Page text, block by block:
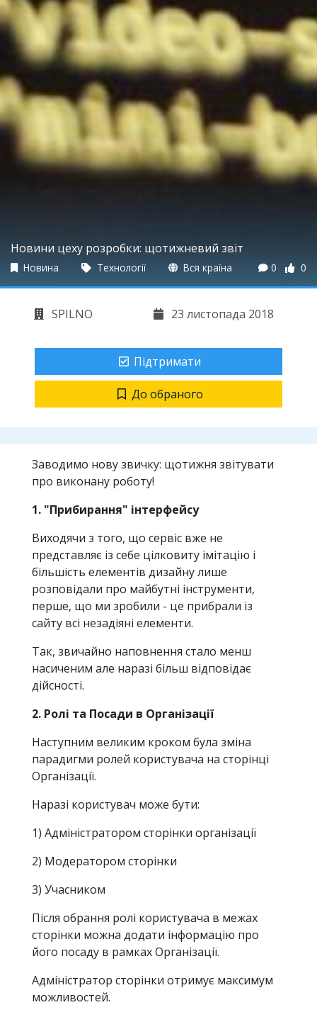
Новини цеху розробки: щотижневий звіт
Новина Технології Вся країна 0 0
SPILNO 23 листопада 2018
Підтримати
До обраного
Заводимо нову звичку: щотижня звітувати
про виконану роботу!
1. "Прибирання" інтерфейсу
Виходячи з того, що сервіс вже не
представляє із себе цілковиту імітацію і
більшість елементів дизайну лише
розповідали про майбутні інструменти,
перше, що ми зробили - це прибрали із
сайту всі незадіяні елементи.
Так, звичайно наповнення стало менш
насиченим але наразі більш відповідає
дійсності.
2. Ролі та Посади в Організації
Наступним великим кроком була зміна
парадигми ролей користувача на сторінці
Організації.
Наразі користувач може бути:
1) Адміністратором сторінки організації
2) Модератором сторінки
3) Учасником
Після обрання ролі користувача в межах
сторінки можна додати інформацію про
його посаду в рамках Організації.
Адміністратор сторінки отримує максимум
можливостей.